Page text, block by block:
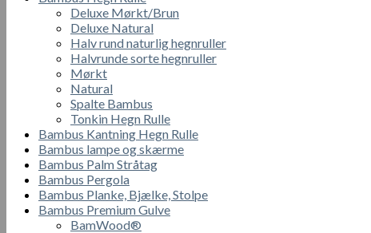
Deluxe Mørkt/Brun
Deluxe Natural
Halv rund naturlig hegnruller
Halvrunde sorte hegnruller
Mørkt
Natural
Spalte Bambus
Tonkin Hegn Rulle
Bambus Kantning Hegn Rulle
Bambus lampe og skærme
Bambus Palm Stråtag
Bambus Pergola
Bambus Planke, Bjælke, Stolpe
Bambus Premium Gulve
BamWood®